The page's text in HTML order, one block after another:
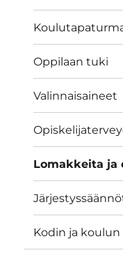
Oppilaan tuki
Valinnaisaineet
Lomakkeita ja
Kodin ja